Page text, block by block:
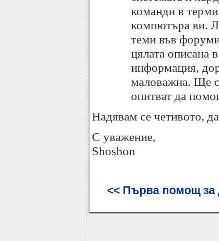
команди в
компютъра ви.
теми във
цялата описана
информация,
маловажна. Ще
опитват да
Надявам се четивото,
С уважение,
Shoshon
<< Първа помощ за